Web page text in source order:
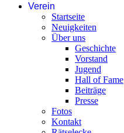
Verein
Startseite
Neuigkeiten
Über uns
Geschichte
Vorstand
Jugend
Hall of Fame
Beiträge
Presse
Fotos
Kontakt